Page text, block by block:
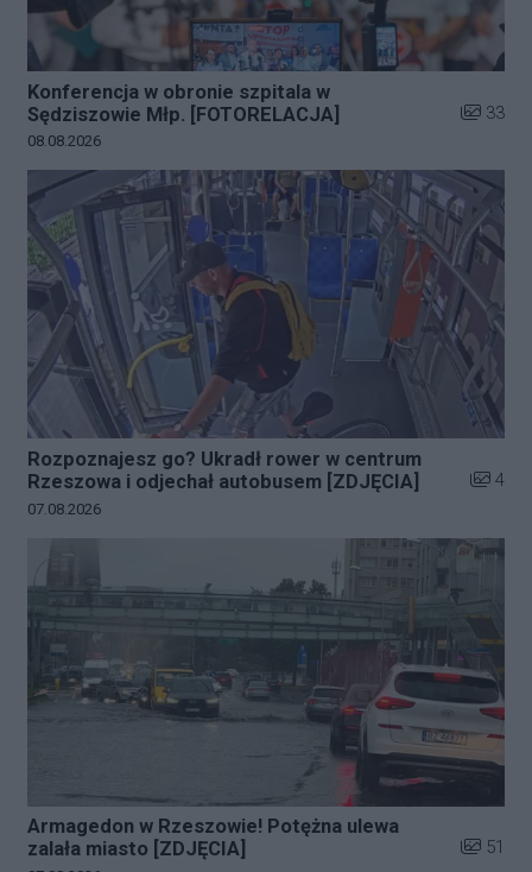
Konferencja w obronie szpitala w
Sędziszowie Młp. [FOTORELACJA]
Liczba
33
Data dodania galerii:
08.08.2026
Rozpoznajesz go? Ukradł rower w centrum
Rzeszowa i odjechał autobusem [ZDJĘCIA]
Liczba
4
Data dodania galerii:
07.08.2026
Armagedon w Rzeszowie! Potężna ulewa
zalała miasto [ZDJĘCIA]
Liczba
51